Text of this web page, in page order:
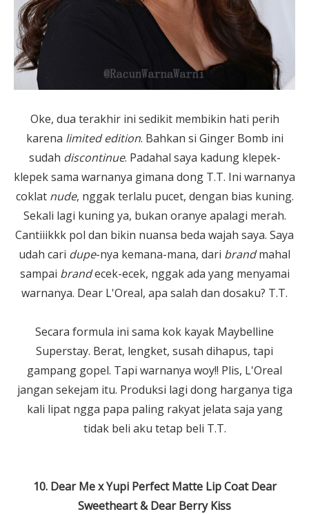
Oke, dua terakhir ini sedikit membikin hati perih
karena limited edition. Bahkan si Ginger Bomb ini
sudah discontinue. Padahal saya kadung klepek-
klepek sama warnanya gimana dong T.T. Ini warnanya
coklat nude, nggak terlalu pucet, dengan bias kuning.
Sekali lagi kuning ya, bukan oranye apalagi merah.
Cantiiikkk pol dan bikin nuansa beda wajah saya. Saya
udah cari dupe-nya kemana-mana, dari brandmahal
sampai brandecek-ecek, nggak ada yang menyamai
warnanya. Dear L'Oreal, apa salah dan dosaku? T.T.
Secara formula ini sama kok kayak Maybelline
Superstay. Berat, lengket, susah dihapus, tapi
gampang gopel. Tapi warnanya woy!! Plis, L'Oreal
jangan sekejam itu. Produksi lagi dong harganya tiga
kali lipat ngga papa paling rakyat jelata saja yang
tidak beli aku tetap beli T.T.
10. Dear Me x Yupi Perfect Matte Lip Coat Dear
Sweetheart & Dear Berry Kiss